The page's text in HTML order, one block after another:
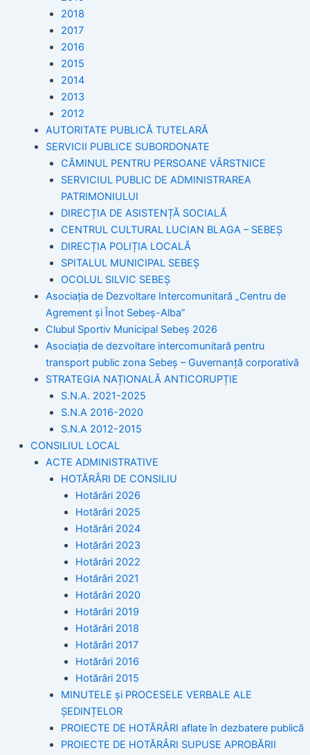
2018
2017
2016
2015
2014
2013
2012
AUTORITATE PUBLICĂ TUTELARĂ
SERVICII PUBLICE SUBORDONATE
CĂMINUL PENTRU PERSOANE VÂRSTNICE
SERVICIUL PUBLIC DE ADMINISTRAREA
PATRIMONIULUI
DIRECȚIA DE ASISTENȚĂ SOCIALĂ
CENTRUL CULTURAL LUCIAN BLAGA – SEBEȘ
DIRECȚIA POLIȚIA LOCALĂ
SPITALUL MUNICIPAL SEBEȘ
OCOLUL SILVIC SEBEȘ
Asociația de Dezvoltare Intercomunitară „Centru de
Agrement și Înot Sebeș-Alba”
Clubul Sportiv Municipal Sebeș 2026
Asociația de dezvoltare intercomunitară pentru
transport public zona Sebeș – Guvernanță corporativă
STRATEGIA NAȚIONALĂ ANTICORUPȚIE
S.N.A. 2021-2025
S.N.A 2016-2020
S.N.A 2012-2015
CONSILIUL LOCAL
ACTE ADMINISTRATIVE
HOTĂRÂRI DE CONSILIU
Hotărâri 2026
Hotărâri 2025
Hotărâri 2024
Hotărâri 2023
Hotărâri 2022
Hotărâri 2021
Hotărâri 2020
Hotărâri 2019
Hotărâri 2018
Hotărâri 2017
Hotărâri 2016
Hotărâri 2015
MINUTELE și PROCESELE VERBALE ALE
ȘEDINȚELOR
PROIECTE DE HOTĂRÂRI aflate în dezbatere publică
PROIECTE DE HOTĂRÂRI SUPUSE APROBĂRII